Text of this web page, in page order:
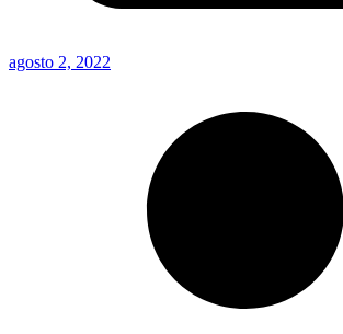
agosto 2, 2022